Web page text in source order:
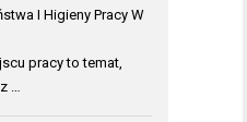
I Higieny Pracy W
pracy to temat,
…